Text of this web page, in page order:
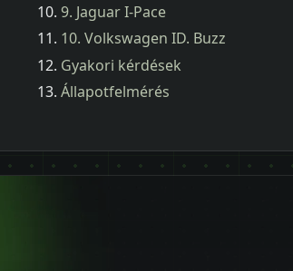
9. Jaguar I-Pace
10. Volkswagen ID. Buzz
Gyakori kérdések
Állapotfelmérés